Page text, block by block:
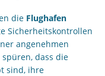
die Flughafen
Sicherheitskontrollen
angenehmen
dass die
sind, ihre